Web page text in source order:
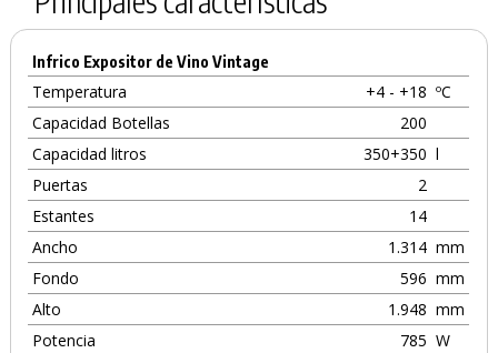
Infrico Expositor de Vino Vintage
Temperatura +4 - +18 ºC
Capacidad Botellas
200
Capacidad litros
350+350 l
Puertas
2
Estantes
14
Ancho
1.314 mm
Fondo
596 mm
Alto
1.948 mm
Potencia
785 W